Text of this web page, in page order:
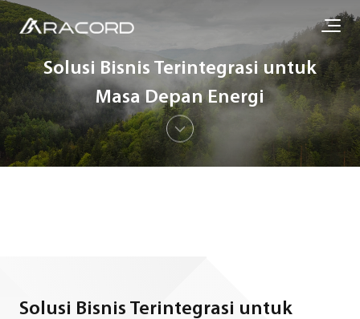
Solusi Bisnis Terintegrasi untuk
Masa Depan Energi
Solusi Bisnis Terintegrasi untuk